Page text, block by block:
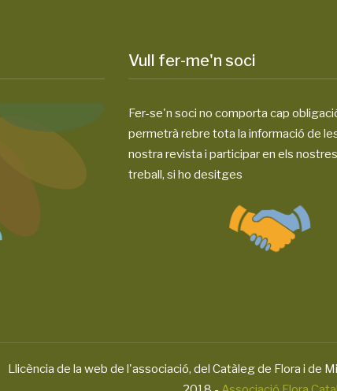
Vull fer-me'n soci
Fer-se'n soci no comporta cap
permetrà rebre tota la informació de
nostra revista i participar en els
treball, si ho desitges
Llicència de la web de l'associació, del Catàleg de Flora i de